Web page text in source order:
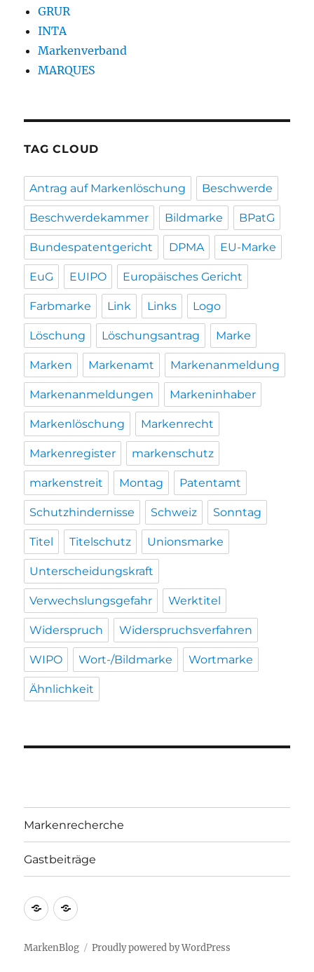
GRUR
INTA
Markenverband
MARQUES
TAG CLOUD
Antrag auf Markenlöschung Beschwerde
Beschwerdekammer Bildmarke BPatG
Bundespatentgericht DPMA EU-Marke
EuG EUIPO Europäisches Gericht
Farbmarke Link Links Logo
Löschung Löschungsantrag Marke
Marken Markenamt Markenanmeldung
Markenanmeldungen Markeninhaber
Markenlöschung Markenrecht
Markenregister markenschutz
markenstreit Montag Patentamt
Schutzhindernisse Schweiz Sonntag
Titel Titelschutz Unionsmarke
Unterscheidungskraft
Verwechslungsgefahr Werktitel
Widerspruch Widerspruchsverfahren
WIPO Wort-/Bildmarke Wortmarke
Ähnlichkeit
Markenrecherche
Gastbeiträge
Markenrecherche
Gastbeiträge
MarkenBlog Proudly powered by WordPress